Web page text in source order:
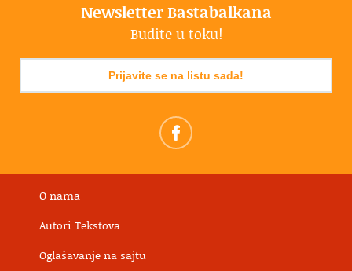
Newsletter Bastabalkana
Budite u toku!
Prijavite se na listu sada!
O nama
Autori Tekstova
Oglašavanje na sajtu